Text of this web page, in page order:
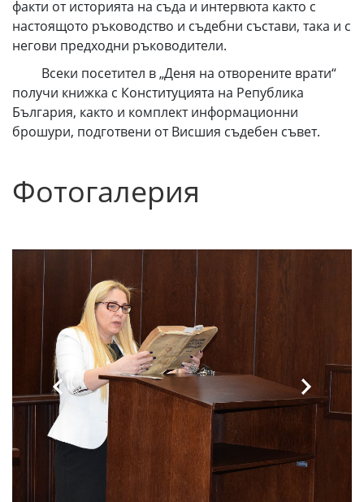
факти от историята на съда и интервюта както с
настоящото ръководство и съдебни състави, така и с
негови предходни ръководители.
Всеки посетител в „Деня на отворените врати“
получи книжка с Конституцията на Република
България, както и комплект информационни
брошури, подготвени от Висшия съдебен съвет.
Фотогалерия